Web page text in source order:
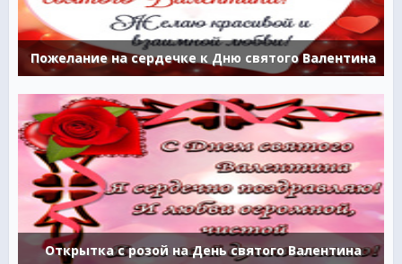
Пожелание на сердечке к Дню святого Валентина
Открытка с розой на День святого Валентина